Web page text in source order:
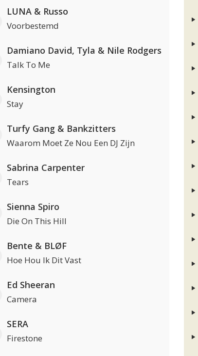
LUNA & Russo
Voorbestemd
Damiano David, Tyla & Nile Rodgers
Talk To Me
Kensington
Stay
Turfy Gang & Bankzitters
Waarom Moet Ze Nou Een DJ Zijn
Sabrina Carpenter
Tears
Sienna Spiro
Die On This Hill
Bente & BLØF
Hoe Hou Ik Dit Vast
Ed Sheeran
Camera
SERA
Firestone